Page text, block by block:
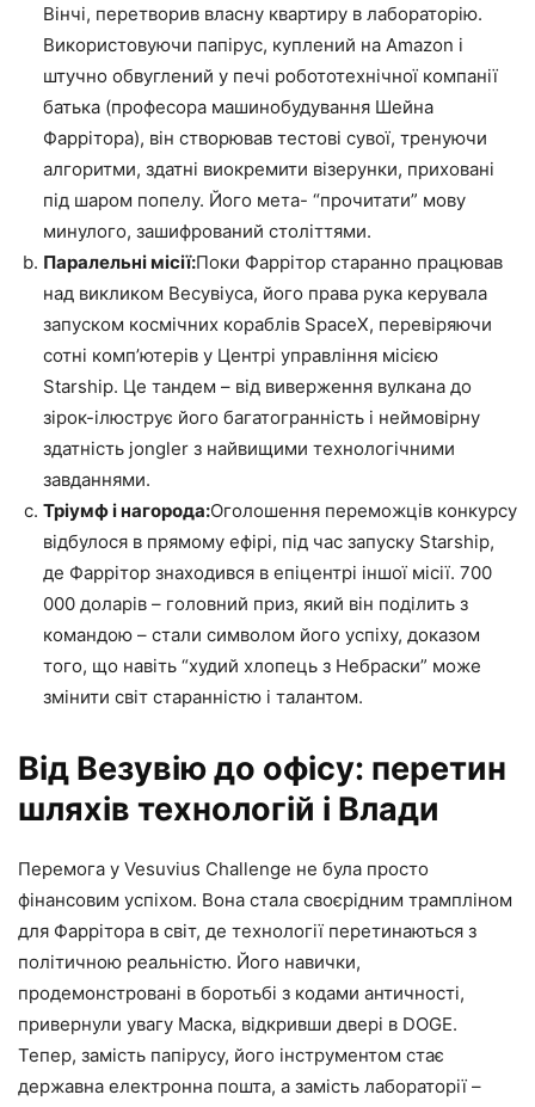
Вінчі, перетворив власну квартиру в лабораторію.
Використовуючи папірус, куплений на Amazon і
штучно обвуглений у печі робототехнічної компанії
батька (професора машинобудування Шейна
Фаррітора), він створював тестові сувої, тренуючи
алгоритми, здатні виокремити візерунки, приховані
під шаром попелу. Його мета- “прочитати” мову
минулого, зашифрований століттями.
Паралельні місії:Поки Фаррітор старанно працював
над викликом Весувіуса, його права рука керувала
запуском космічних кораблів SpaceX, перевіряючи
сотні комп’ютерів у Центрі управління місією
Starship. Це тандем – від виверження вулкана до
зірок-ілюструє його багатогранність і неймовірну
здатність jongler з найвищими технологічними
завданнями.
Тріумф і нагорода:Оголошення переможців конкурсу
відбулося в прямому ефірі, під час запуску Starship,
де Фаррітор знаходився в епіцентрі іншої місії. 700
000 доларів – головний приз, який він поділить з
командою – стали символом його успіху, доказом
того, що навіть “худий хлопець з Небраски” може
змінити світ старанністю і талантом.
Від Везувію до офісу: перетин
шляхів технологій і Влади
Перемога у Vesuvius Challenge не була просто
фінансовим успіхом. Вона стала своєрідним трампліном
для Фаррітора в світ, де технології перетинаються з
політичною реальністю. Його навички,
продемонстровані в боротьбі з кодами античності,
привернули увагу Маска, відкривши двері в DOGE.
Тепер, замість папірусу, його інструментом стає
державна електронна пошта, а замість лабораторії –